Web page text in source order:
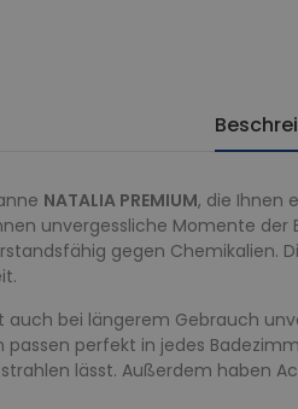
NATALIA PREMIUM, die Ihnen
unvergessliche Momente
gegen Chemikalien.
auch bei längerem Gebrauch
passen perfekt in jedes
lässt. Außerdem haben